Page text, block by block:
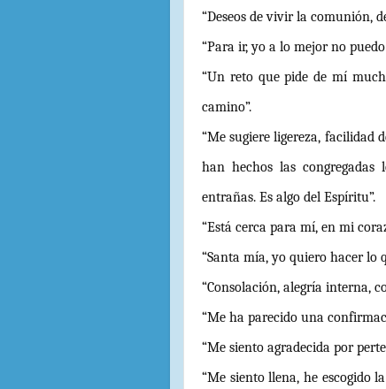
“Deseos de vivir la comunión,
“Para ir, yo a lo mejor no
“Un reto que pide de mí
camino”.
“Me sugiere ligereza, facilidad
han hechos las
entrañas. Es algo del Espíritu”.
“Está cerca para mí, en mi
“Santa mía, yo quiero hacer lo
“Consolación, alegría interna,
“Me ha parecido una
“Me siento agradecida por
“Me siento llena, he escogido